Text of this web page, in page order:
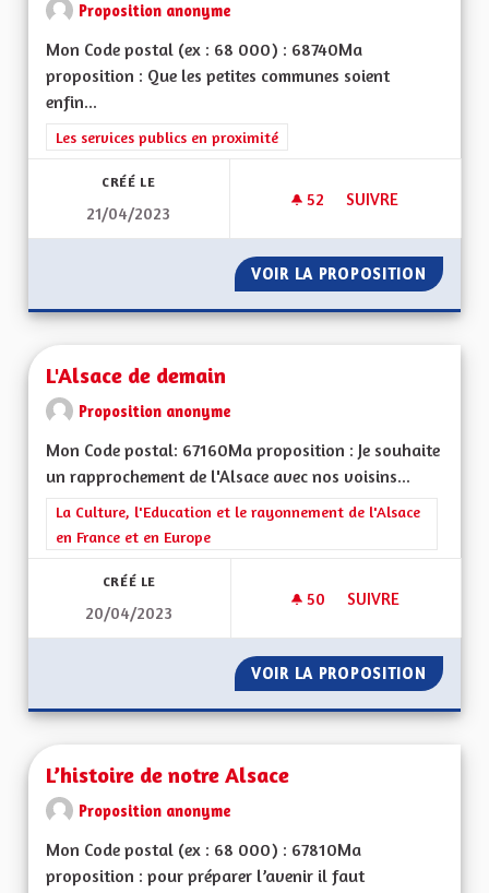
Proposition anonyme
Mon Code postal (ex : 68 000) : 68740Ma
proposition : Que les petites communes soient
enfin...
Filtrer les résultats de la catégorie : Les services publics en
Les services publics en proximité
CRÉÉ LE
21/04/2023
52 52 ABONNÉS
SUIVRE
VOIR LA PROPOSITION
L'Alsace de demain
Proposition anonyme
Mon Code postal: 67160Ma proposition : Je souhaite
un rapprochement de l'Alsace avec nos voisins...
Filtrer les résultats de la catégorie : La Culture, l'Education et
La Culture, l'Education et le rayonnement de l'Alsace
en France et en Europe
CRÉÉ LE
20/04/2023
50 50 ABONNÉS
SUIVRE
VOIR LA PROPOSITION
L’histoire de notre Alsace
Proposition anonyme
Mon Code postal (ex : 68 000) : 67810Ma
proposition : pour préparer l’avenir il faut